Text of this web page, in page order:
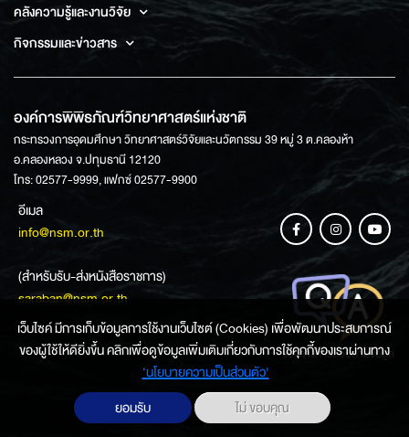
คลังความรู้และงานวิจัย
กิจกรรมและข่าวสาร
องค์การพิพิธภัณฑ์วิทยาศาสตร์แห่งชาติ
กระทรวงการอุดมศึกษา วิทยาศาสตร์วิจัยและนวัตกรรม 39 หมู่ 3 ต.คลองห้า
อ.คลองหลวง จ.ปทุมธานี 12120
โทร: 02577-9999, แฟกซ์ 02577-9900
อีเมล
info@nsm.or.th
(สำหรับรับ-ส่งหนังสือราชการ)
saraban@nsm.or.th
ช่องทางการสอบถามข้อมูล
เว็บไซค์ มีการเก็บข้อมูลการใช้งานเว็บไซต์ (Cookies) เพื่อพัฒนาประสบการณ์
ของผู้ใช้ให้ดียิ่งขึ้น คลิกเพื่อดูข้อมูลเพิ่มเติมเกี่ยวกับการใช้คุกกี้ของเราผ่านทาง
‘นโยบายความเป็นส่วนตัว'
ยอมรับ
ไม่ ขอบคุณ